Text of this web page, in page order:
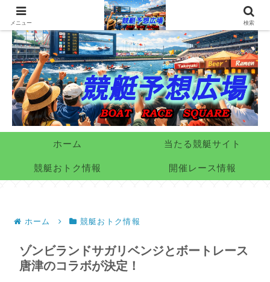
ホーム 当たる競艇サイト
競艇おトク情報 開催レース情報
ホーム 競艇おトク情報
ゾンビランドサガリベンジとボートレース
唐津のコラボが決定！
メニュー 検索